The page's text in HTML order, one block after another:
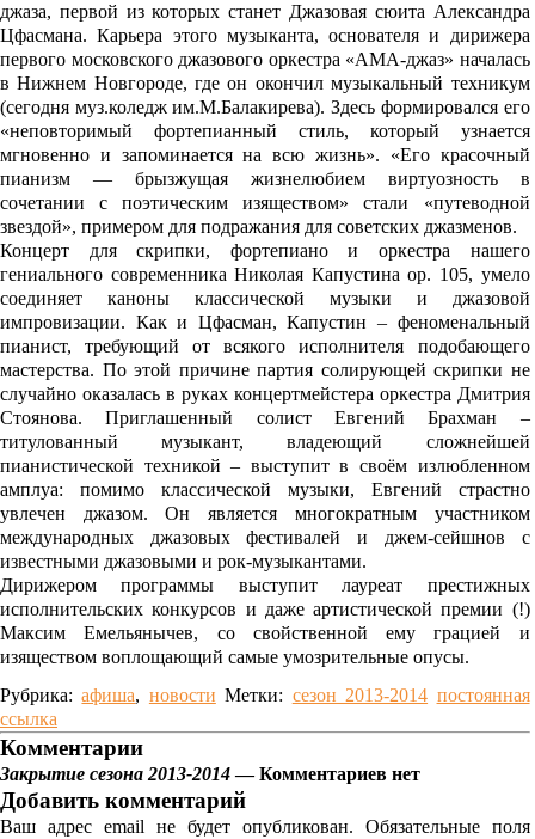
джаза, первой из которых станет Джазовая сюита Александра
Цфасмана. Карьера этого музыканта, основателя и дирижера
первого московского джазового оркестра «АМА-джаз» началась
в Нижнем Новгороде, где он окончил музыкальный техникум
(сегодня муз.коледж им.М.Балакирева). Здесь формировался его
«неповторимый фортепианный стиль, который узнается
мгновенно и запоминается на всю жизнь». «Его красочный
пианизм — брызжущая жизнелюбием виртуозность в
сочетании с поэтическим изяществом» стали «путеводной
звездой», примером для подражания для советских джазменов.
Концерт для скрипки, фортепиано и оркестра нашего
гениального современника Николая Капустина ор. 105, умело
соединяет каноны классической музыки и джазовой
импровизации. Как и Цфасман, Капустин – феноменальный
пианист, требующий от всякого исполнителя подобающего
мастерства. По этой причине партия солирующей скрипки не
случайно оказалась в руках концертмейстера оркестра Дмитрия
Стоянова. Приглашенный солист Евгений Брахман –
титулованный музыкант, владеющий сложнейшей
пианистической техникой – выступит в своём излюбленном
амплуа: помимо классической музыки, Евгений страстно
увлечен джазом. Он является многократным участником
международных джазовых фестивалей и джем-сейшнов с
известными джазовыми и рок-музыкантами.
Дирижером программы выступит лауреат престижных
исполнительских конкурсов и даже артистической премии (!)
Максим Емельянычев, со свойственной ему грацией и
изяществом воплощающий самые умозрительные опусы.
Рубрика: афиша, новости Метки: сезон 2013-2014 постоянная
ссылка
Комментарии
Закрытие сезона 2013-2014— Комментариев нет
Добавить комментарий
Ваш адрес email не будет опубликован.
Обязательные поля